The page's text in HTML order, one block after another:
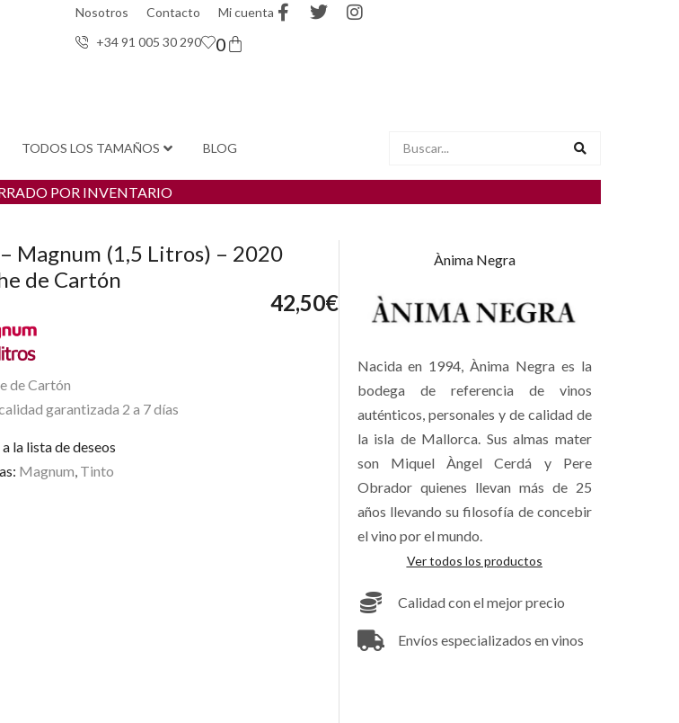
Nosotros Contacto
Mi cuenta
+34 91 005 30 290 0
TODOS LOS TAMAÑOS BLOG
POR INVENTARIO
Magnum (1,5 Litros) – 2020
de Cartón
42,50€
de Cartón
garantizada 2 a 7 días
la lista de deseos
Magnum Tinto
Ànima Negra
Nacida en 1994, Ànima Negra es la
bodega de referencia de vinos
auténticos, personales y de calidad de
la isla de Mallorca. Sus almas mater
son Miquel Àngel Cerdá y Pere
Obrador quienes llevan más de 25
años llevando su filosofía de concebir
el vino por el mundo.
Ver todos los productos
Calidad con el mejor precio
Envíos especializados en vinos